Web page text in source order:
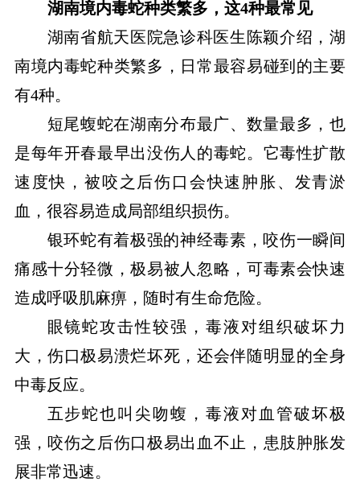
湖南境内毒蛇种类繁多，这4种最常见
湖南省航天医院急诊科医生陈颖介绍，湖
南境内毒蛇种类繁多，日常最容易碰到的主要
有4种。
短尾蝮蛇在湖南分布最广、数量最多，也
是每年开春最早出没伤人的毒蛇。它毒性扩散
速度快，被咬之后伤口会快速肿胀、发青淤
血，很容易造成局部组织损伤。
银环蛇有着极强的神经毒素，咬伤一瞬间
痛感十分轻微，极易被人忽略，可毒素会快速
造成呼吸肌麻痹，随时有生命危险。
眼镜蛇攻击性较强，毒液对组织破坏力
大，伤口极易溃烂坏死，还会伴随明显的全身
中毒反应。
五步蛇也叫尖吻蝮，毒液对血管破坏极
强，咬伤之后伤口极易出血不止，患肢肿胀发
展非常迅速。